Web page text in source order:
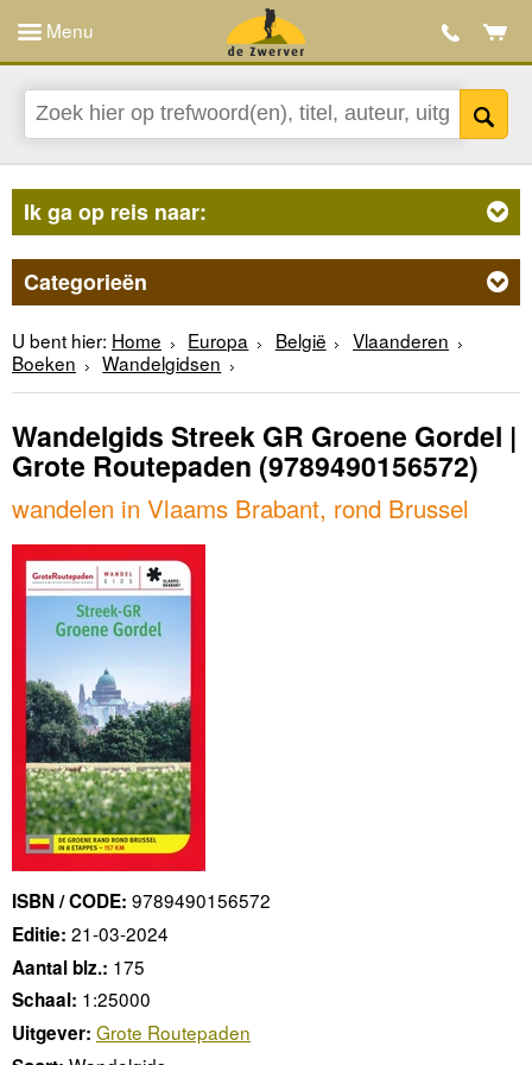
Menu
Ik ga op reis naar:
Categorieën
U bent hier: Home Europa België
Vlaanderen
Boeken
Wandelgidsen
Wandelgids Streek GR Groene Gordel |
Grote Routepaden (9789490156572)
wandelen in Vlaams Brabant, rond Brussel
ISBN / CODE: 9789490156572
Editie: 21-03-2024
Aantal blz.: 175
Schaal: 1:25000
Uitgever: Grote Routepaden